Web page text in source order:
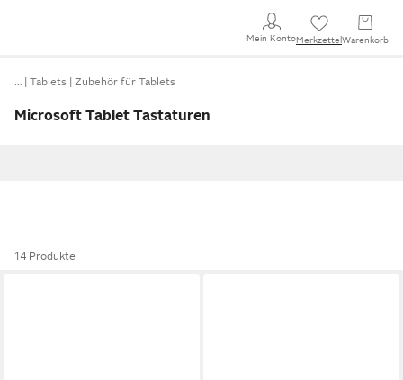
Mein KontoMerkzettel Warenkorb
… Tablets Zubehör für Tablets
Microsoft Tablet Tastaturen
14 Produkte